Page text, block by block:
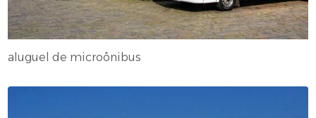
aluguel de microônibus